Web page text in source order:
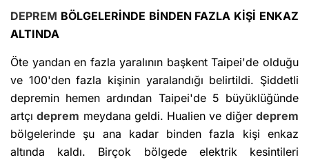
DEPREM BÖLGELERİNDE BİNDEN FAZLA KİŞİ ENKAZ
ALTINDA
Öte yandan en fazla yaralının başkent Taipei'de olduğu
ve 100'den fazla kişinin yaralandığı belirtildi. Şiddetli
depremin hemen ardından Taipei'de 5 büyüklüğünde
artçıdeprem meydana geldi. Hualien ve diğerdeprem
bölgelerinde şu ana kadar binden fazla kişi enkaz
altında kaldı. Birçok bölgede elektrik kesintileri